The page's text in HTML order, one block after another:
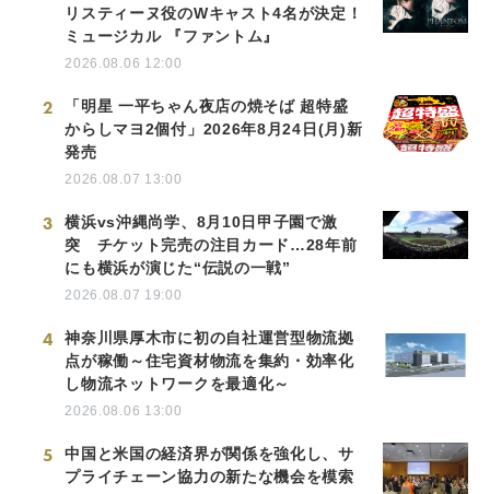
リスティーヌ役のWキャスト4名が決定！
ミュージカル 『ファントム』
2026.08.06 12:00
2
「明星 一平ちゃん夜店の焼そば 超特盛
からしマヨ2個付」2026年8月24日(月)新
発売
2026.08.07 13:00
3
横浜vs沖縄尚学、8月10日甲子園で激
突 チケット完売の注目カード…28年前
にも横浜が演じた“伝説の一戦”
2026.08.07 19:00
4
神奈川県厚木市に初の自社運営型物流拠
点が稼働～住宅資材物流を集約・効率化
し物流ネットワークを最適化～
2026.08.06 13:00
5
中国と米国の経済界が関係を強化し、サ
プライチェーン協力の新たな機会を模索